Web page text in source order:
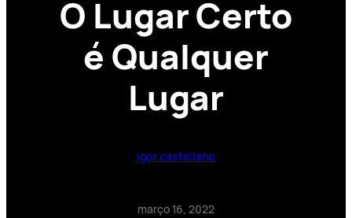
O Lugar Certo
é Qualquer
Lugar
igor.castellano
março 16, 2022